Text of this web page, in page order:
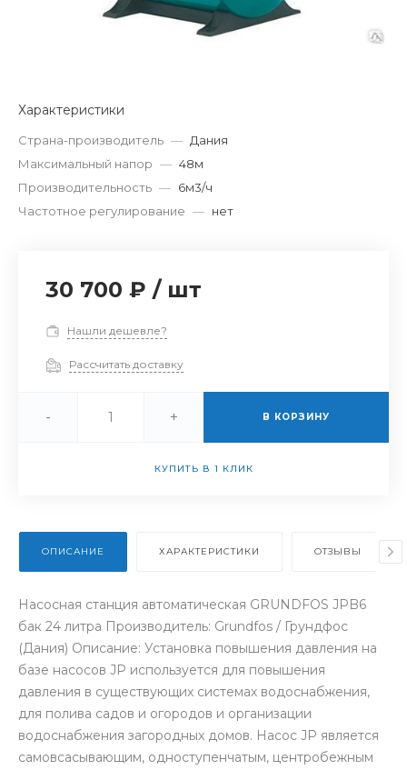
Характеристики
Страна-производитель — Дания
Максимальный напор — 48м
Производительность — 6м3/ч
Частотное регулирование — нет
30 700 ₽ / шт
Нашли дешевле?
Рассчитать доставку
- + В КОРЗИНУ
КУПИТЬ В 1 КЛИК
ОПИСАНИЕ ХАРАКТЕРИСТИКИ ОТЗЫВЫ
Насосная станция автоматическая GRUNDFOS JPB6
бак 24 литра Производитель: Grundfos / Грундфос
(Дания) Описание: Установка повышения давления на
базе насосов JP используется для повышения
давления в существующих системах водоснабжения,
для полива садов и огородов и организации
водоснабжения загородных домов. Насос JP является
самовсасывающим, одноступенчатым, центробежным